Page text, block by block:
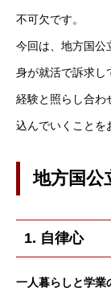
不可欠です。
今回は、地方国公
身が就活で訴求し
経験と照らし合わ
込んでいくことを
地方国公
1. 自律心
一人暮らしと学業